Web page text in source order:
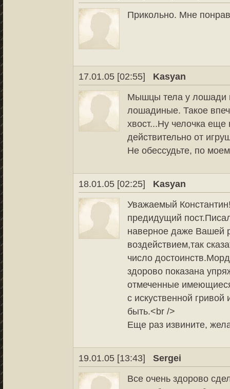
Прикольно. Мне
17.01.05 [02:55]
Kasyan
Мышцы тела у лошади
лошадиные. Такое
хвост...Ну челочка
действительно от
Не обессудьте, по
18.01.05 [02:25]
Kasyan
Уважаемый
предидущий
наверное даже Вашей
воздействием,так
число
здорово показана
отмеченные
с искуственной
быть.<br />
Еще раз извините,
19.01.05 [13:43]
Sergei
Все очень здорово